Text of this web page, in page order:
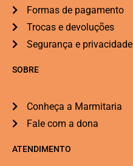
Formas de pagamento
Trocas e devoluções
Segurança e privacidade
SOBRE
Conheça a Marmitaria
Fale com a dona
ATENDIMENTO